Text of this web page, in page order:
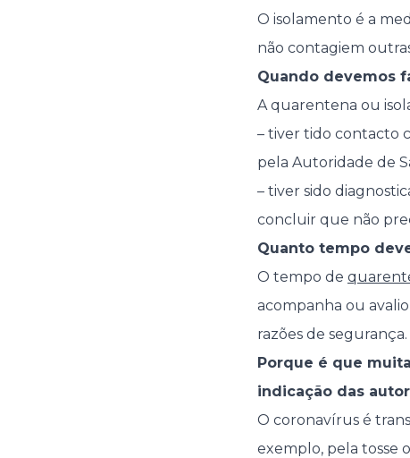
O isolamento é a
não contagiem
Quando devemos
A quarentena ou
– tiver tido contacto
pela Autoridade de
– tiver sido
concluir que não
Quanto tempo
O tempo de
acompanha ou
razões de segurança.
Porque é que
indicação das
O coronavírus é
exemplo, pela tosse